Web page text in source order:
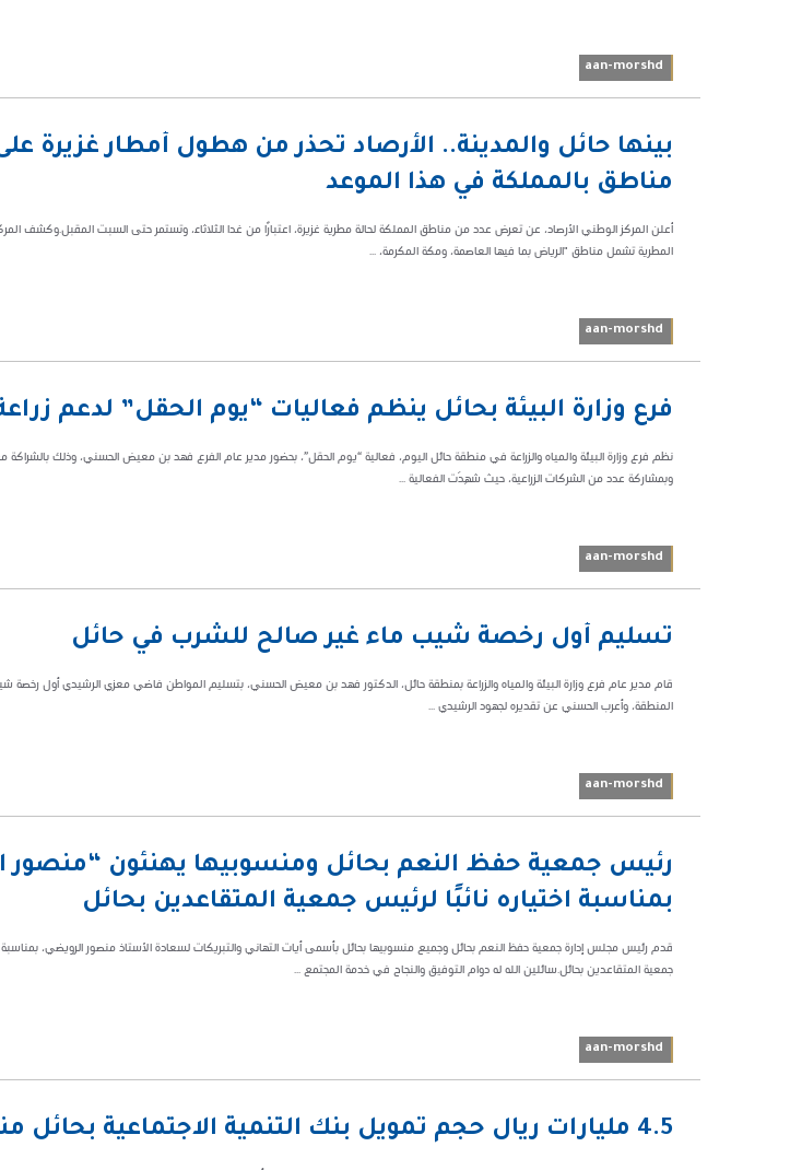
aan-morshd
بينها حائل والمدينة.. الأرصاد تحذر من هطول أمطار غزيرة
مناطق بالمملكة في هذا الموعد
أعلن المركز الوطني ‏الأرصاد، عن تعرض عدد من مناطق المملكة لحالة مطرية غزيرة، اعتبارًا من غدا الثلاثاء، وتستمر حتى السبت المقبل.وكشف
المطرية تشمل مناطق "‏الرياض بما فيها العاصمة، و‏مكة المكرمة، ...
aan-morshd
فرع وزارة البيئة بحائل ينظم فعاليات “يوم الحقل” لدعم
نظم فرع وزارة البيئة والمياه والزراعة في منطقة حائل اليوم، فعالية “يوم الحقل”، بحضور مدير عام الفرع فهد بن معيض الحسني، وذلك بالشراكة
وبمشاركة عدد من الشركات الزراعية، حيث شهِدَت الفعالية ...
aan-morshd
تسليم أول رخصة شيب ماء غير صالح للشرب في حائل
قام مدير عام فرع وزارة البيئة والمياه والزراعة بمنطقة حائل، الدكتور فهد بن معيض الحسني، بتسليم المواطن فاضي معزي الرشيدي أول
المنطقة، وأعرب الحسني عن تقديره لجهود الرشيدي ...
aan-morshd
رئيس جمعية حفظ النعم بحائل ومنسوبيها يهنئون “منصور
بمناسبة اختياره نائبًا لرئيس جمعية المتقاعدين بحائل
قدم رئيس مجلس إدارة جمعية حفظ النعم بحائل وجميع منسوبيها بحائل بأسمى أيات التهاني والتبريكات لسعادة الأستاذ منصور الرويضي، بمناسبة
جمعية المتقاعدين بحائل.سائلين الله له دوام التوفيق والنجاح في خدمة المجتمع ...
aan-morshd
4.5 مليارات ريال ‎حجم تمويل بنك التنمية الاجتماعية بحائل منذ تأسيسه